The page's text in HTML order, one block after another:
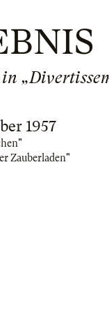
1957
Zauberladen"